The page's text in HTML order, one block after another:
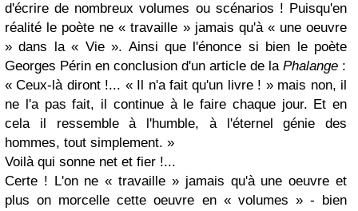
d'écrire de nombreux volumes ou scénarios ! Puisqu'en
réalité le poète ne « travaille » jamais qu'à « une oeuvre
» dans la « Vie ». Ainsi que l'énonce si bien le poète
Georges Périn en conclusion d'un article de la Phalange :
« Ceux-là diront !... « Il n'a fait qu'un livre ! » mais non, il
ne l'a pas fait, il continue à le faire chaque jour. Et en
cela il ressemble à l'humble, à l'éternel génie des
hommes, tout simplement. »
Voilà qui sonne net et fier !...
Certe ! L'on ne « travaille » jamais qu'à une oeuvre et
plus on morcelle cette oeuvre en « volumes » - bien